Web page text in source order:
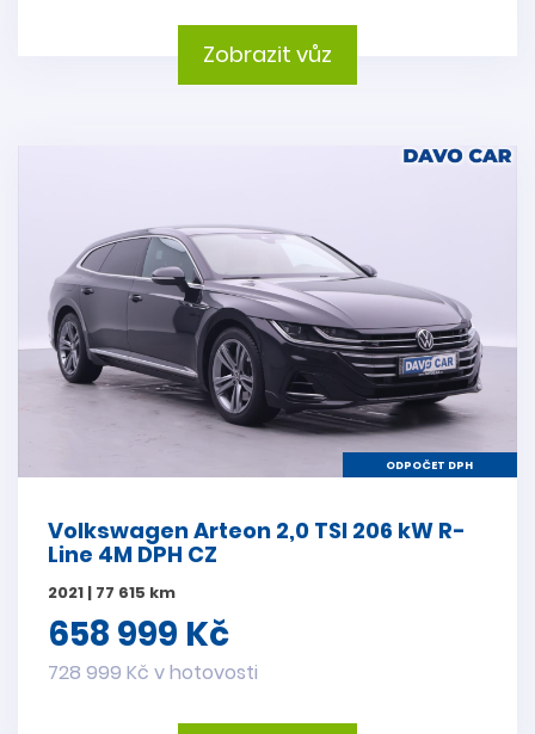
Zobrazit vůz
ODPOČET DPH
Volkswagen Arteon 2,0 TSI 206 kW R-
Line 4M DPH CZ
2021 | 77 615 km
658 999 Kč
728 999 Kč v hotovosti